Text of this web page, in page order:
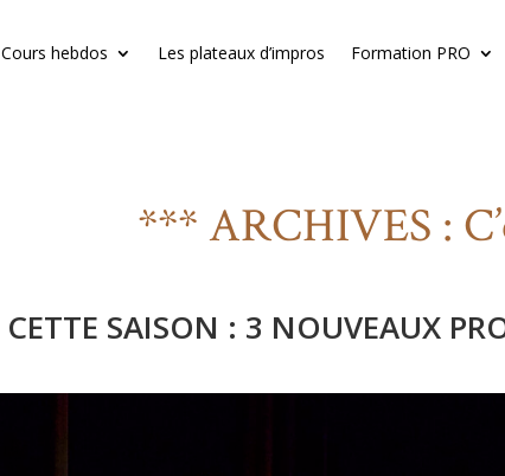
Cours hebdos Les plateaux d’impros Formation PRO
*** ARCHIVES :
CETTE SAISON : 3 NOUVEAUX